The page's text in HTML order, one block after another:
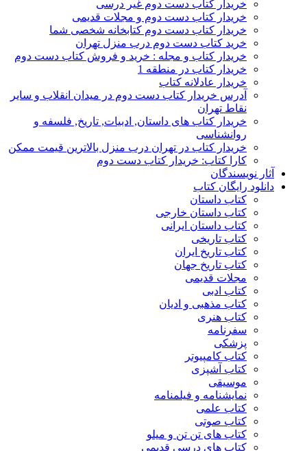
خریدار کتاب دست دوم غیر درسی
خریدار کتاب دست دوم و مجلات قدیمی
خریدار کتاب دست دوم کتابخانه شخصی شما
خرید کتاب دست دوم درب منزل تهران
خریدار کتاب و مجله : خرید و فروش کتاب دست دوم
خریدار کتاب در منطقه 1
خریدار عادلانه کتاب
آدرس خریدار کتاب دست دوم در میدان انقلاب و سایر
نقاط تهران
خریدار کتاب های داستان, ادبیات, تاریخ, فلسفه و
روانشناسی
خریدار کتاب در تهران درب منزل بالاترین قیمت ممکن
کارا کتاب: خریدار کتاب دست دوم
آثار نویسندگان
دانلود رایگان کتاب
کتاب داستان
کتاب داستان خارجی
کتاب داستان ایرانی
کتاب تاریخی
کتاب تاریخ ایران
کتاب تاریخ جهان
مجلات قدیمی
کتاب ادبی
کتاب مذهبی و ادیان
کتاب هنری
سفرنامه
پزشکی
کتاب کامپیوتر
کتاب آشپزی
موسیقی
نمایشنامه و فیلمنامه
کتاب علمی
کتاب صوتی
کتاب های تن تن و میلو
کتاب های درسی قدیمی